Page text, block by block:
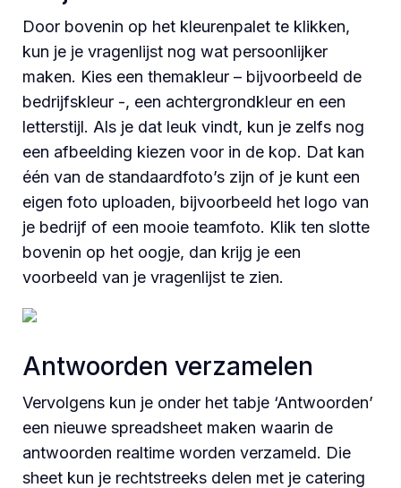
Door bovenin op het kleurenpalet te klikken,
kun je je vragenlijst nog wat persoonlijker
maken. Kies een themakleur – bijvoorbeeld de
bedrijfskleur -, een achtergrondkleur en een
letterstijl. Als je dat leuk vindt, kun je zelfs nog
een afbeelding kiezen voor in de kop. Dat kan
één van de standaardfoto’s zijn of je kunt een
eigen foto uploaden, bijvoorbeeld het logo van
je bedrijf of een mooie teamfoto. Klik ten slotte
bovenin op het oogje, dan krijg je een
voorbeeld van je vragenlijst te zien.
Antwoorden verzamelen
Vervolgens kun je onder het tabje ‘Antwoorden’
een nieuwe spreadsheet maken waarin de
antwoorden realtime worden verzameld. Die
sheet kun je rechtstreeks delen met je catering